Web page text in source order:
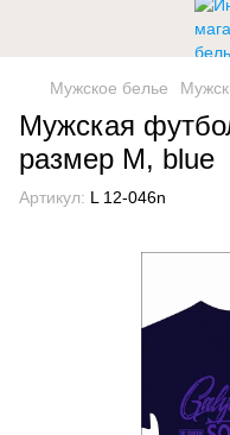
Мужское белье
Мужская
размер M, blue
Артикул: L 12-046n